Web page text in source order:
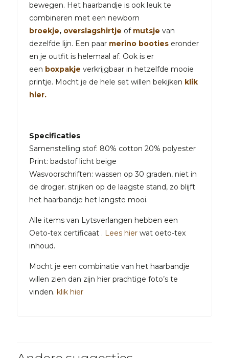
bewegen. Het haarbandje is ook leuk te
combineren met een newborn
broekje, overslagshirtje of mutsje van
dezelfde lijn. Een paar merino booties eronder
en je outfit is helemaal af. Ook is er
een boxpakje verkrijgbaar in hetzelfde mooie
printje. Mocht je de hele set willen bekijken klik
hier.
Specificaties
Samenstelling stof: 80% cotton 20% polyester
Print: badstof licht beige
Wasvoorschriften: wassen op 30 graden, niet in
de droger. strijken op de laagste stand, zo blijft
het haarbandje het langste mooi.
Alle items van Lytsverlangen hebben een
Oeto-tex certificaat . Lees hier wat oeto-tex
inhoud.
Mocht je een combinatie van het haarbandje
willen zien dan zijn hier prachtige foto’s te
vinden. klik hier